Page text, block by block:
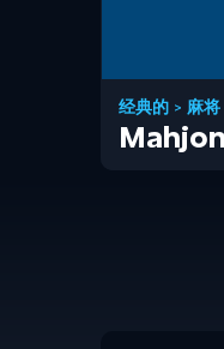
经典的 > 麻将